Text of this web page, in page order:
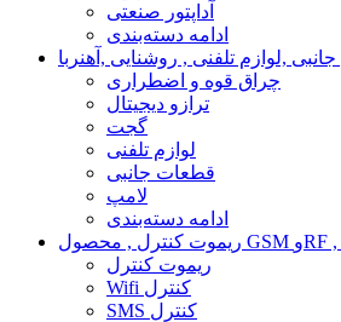
آداپتور صنعتی
ادامه دسته‌بندی
جانبی ,لوازم تلفنی , روشنایی ,آهنربا
چراق قوه و اضطراری
ترازو دیجیتال
گجت
لوازم تلفنی
قطعات جانبی
لامپ
ادامه دسته‌بندی
ریموت کنترل
Wifi کنترل
SMS کنترل